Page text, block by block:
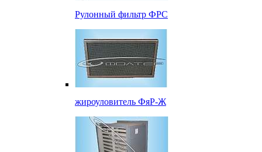
Рулонный фильтр ФРС
жироуловитель ФяР-Ж